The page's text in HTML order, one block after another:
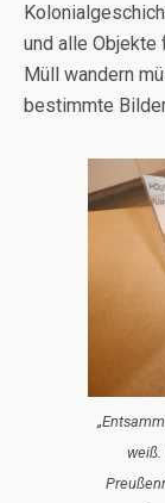
und alle Objekte
Müll wandern
bestimmte
weiß.